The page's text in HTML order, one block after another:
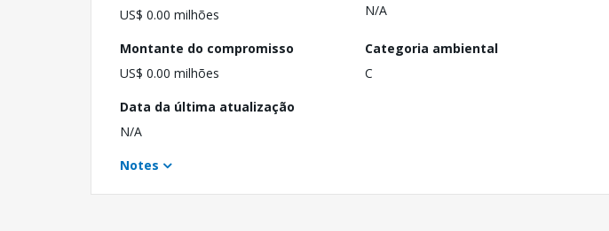
US$ 0.00 milhões
N/A
Montante do compromisso
US$ 0.00 milhões
Categoria ambiental
C
Data da última atualização
N/A
Notes